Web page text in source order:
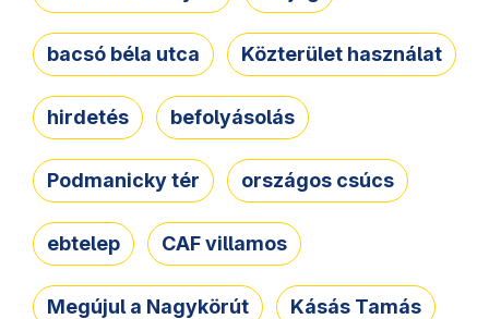
bacsó béla utca Közterület használat
hirdetés befolyásolás
Podmanicky tér országos csúcs
ebtelep CAF villamos
Megújul a Nagykörút Kásás Tamás